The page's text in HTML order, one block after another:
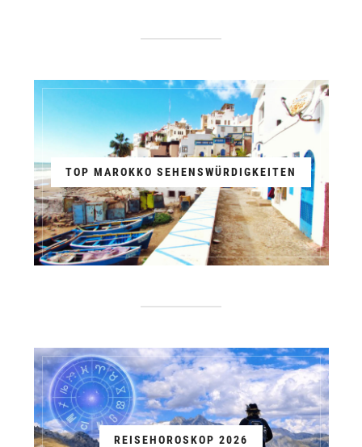
TOP MAROKKO SEHENSWÜRDIGKEITEN
REISEHOROSKOP 2026